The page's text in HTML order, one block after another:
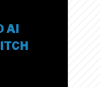
AI